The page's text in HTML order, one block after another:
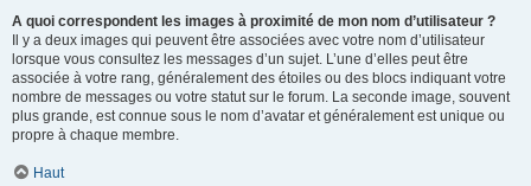
A quoi correspondent les images à proximité de mon nom d’utilisateur ?
Il y a deux images qui peuvent être associées avec votre nom d’utilisateur
lorsque vous consultez les messages d’un sujet. L’une d’elles peut être
associée à votre rang, généralement des étoiles ou des blocs indiquant votre
nombre de messages ou votre statut sur le forum. La seconde image, souvent
plus grande, est connue sous le nom d’avatar et généralement est unique ou
propre à chaque membre.
Haut